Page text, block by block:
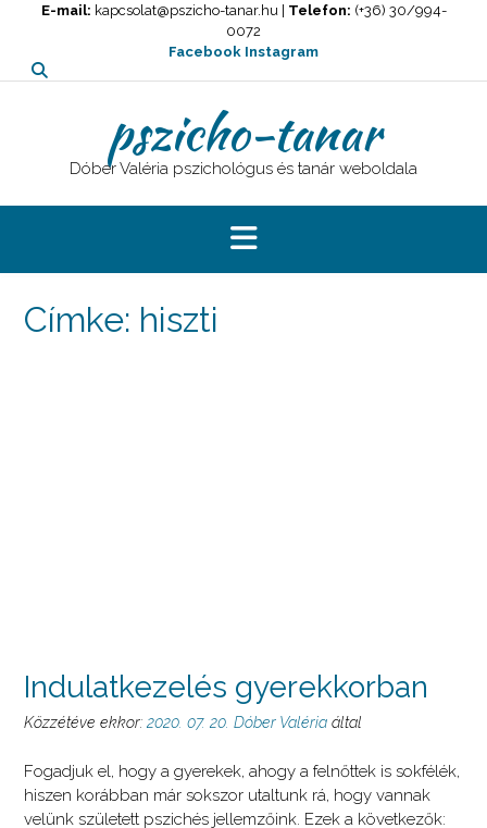
content
E-mail: kapcsolat@pszicho-tanar.hu | Telefon: (+36) 30/994-
0072
Facebook Instagram
pszicho-tanar
Dóber Valéria pszichológus és tanár weboldala
Címke: hiszti
Indulatkezelés gyerekkorban
Közzétéve ekkor: 2020. 07. 20. Dóber Valéria által
Fogadjuk el, hogy a gyerekek, ahogy a felnőttek is sokfélék,
hiszen korábban már sokszor utaltunk rá, hogy vannak
velünk született pszichés jellemzőink. Ezek a következők: